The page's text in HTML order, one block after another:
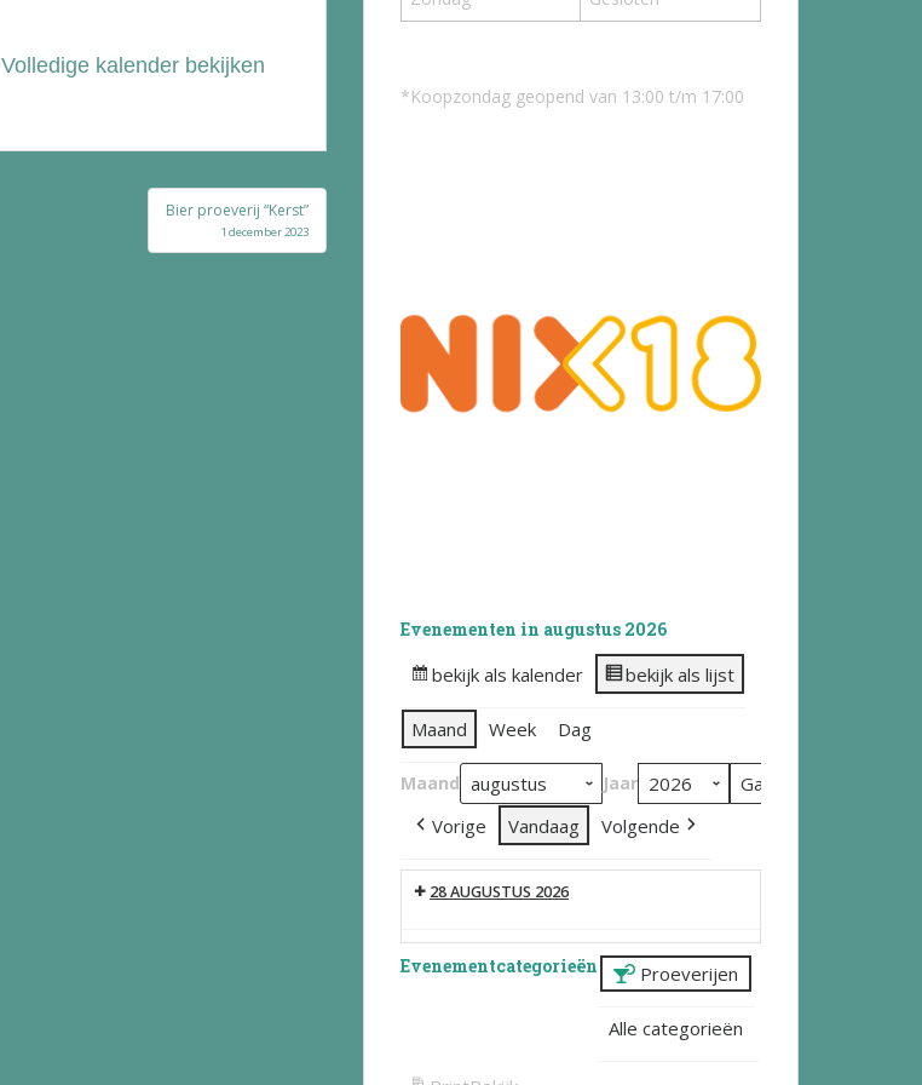
Volledige kalender bekijken
Bier proeverij “Kerst”
1 december 2023
*Koopzondag geopend van 13:00 t/m 17:00
Evenementen in augustus 2026
bekijk als kalender bekijk als lijst
Maand Week Dag
Maand Jaar
Vorige Vandaag Volgende
28 AUGUSTUS 2026
Evenementcategorieën Proeverijen
Alle categorieën